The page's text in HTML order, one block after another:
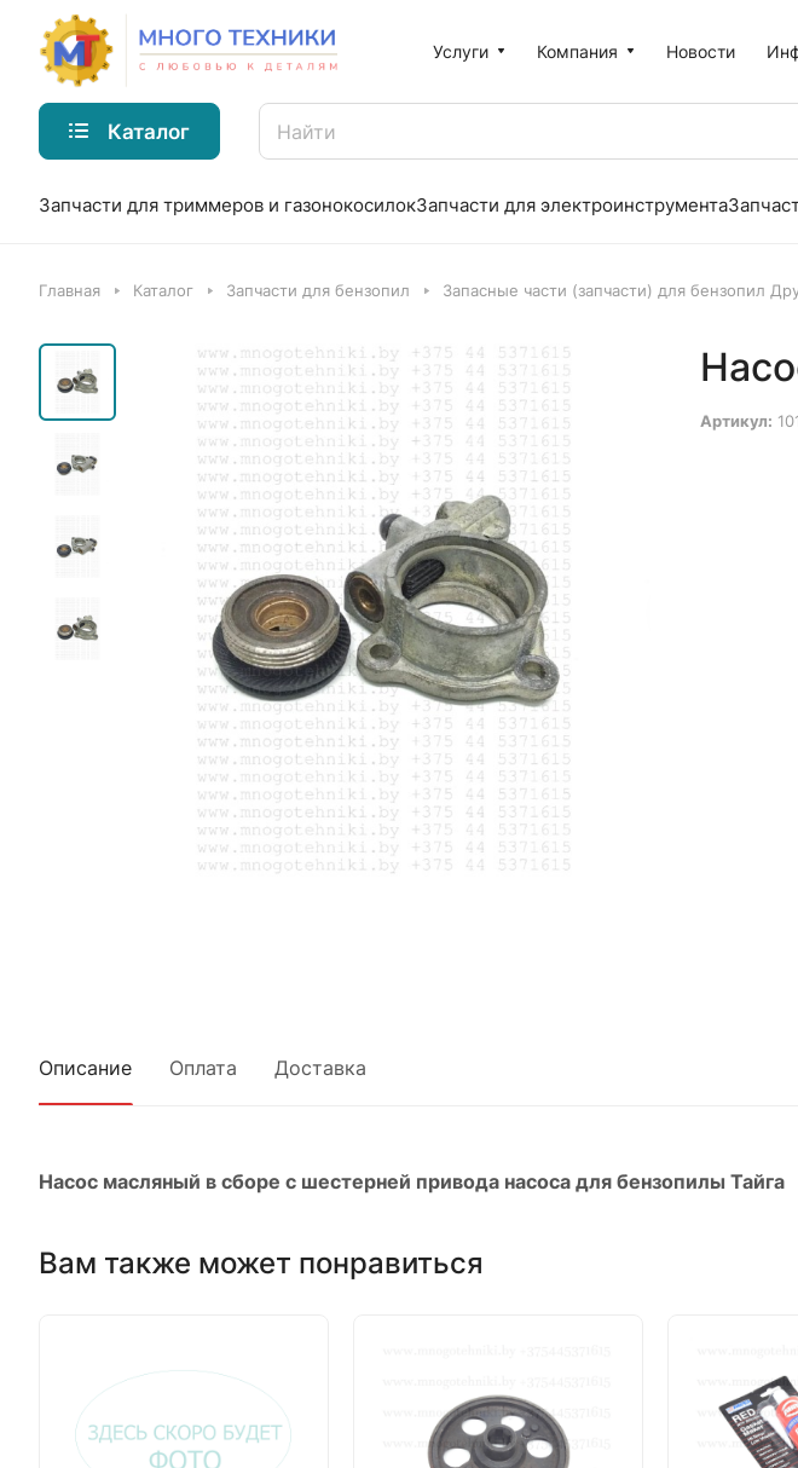
Услуги Компания Новости
Каталог
Запчасти для триммеров и газонокосилокЗапчасти для электроинструмента
Главная Каталог Запчасти для бензопил Запасные части (запчасти) для бензопил
Артикул:
Описание Оплата Доставка
Насос масляный в сборе с шестерней привода насоса для бензопилы Тайга
Вам также может понравиться